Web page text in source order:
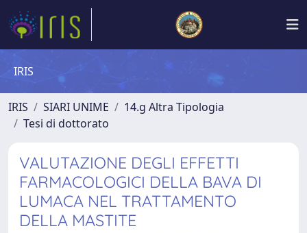
IRIS
IRIS SIARI UNIME
14.g Altra Tipologia
Tesi di dottorato
VALUTAZIONE DEGLI EFFETTI
FARMACOLOGICI DELLA BAVA DI
LUMACA NEL TRATTAMENTO
DELLA MASTITE